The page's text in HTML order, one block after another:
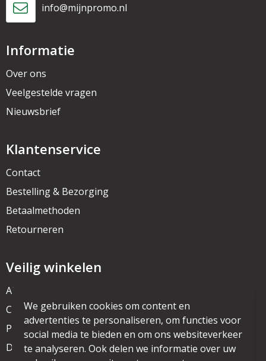
info@mijnpromo.nl
Informatie
Over ons
Veelgestelde vragen
Nieuwsbrief
Klantenservice
Contact
Bestelling & Bezorging
Betaalmethoden
Retourneren
Veilig winkelen
Algemene voorwaarden
Cookieverklaring
Privacyverklaring
Disclaimer
We gebruiken cookies om content en
advertenties te personaliseren, om functies voor
social media te bieden en om ons websiteverkeer
te analyseren. Ook delen we informatie over uw